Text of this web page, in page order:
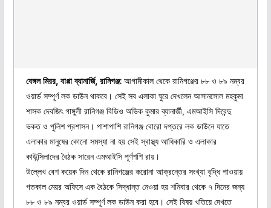
বেঙ্গল মিরর, বাপ্পা ব্যানার্জি, রানিগঞ্জ:আগামীকাল থেকে রানিগঞ্জের ৮৮ ও ৮৯ নম্বর
ওয়ার্ড সম্পূর্ণ লক ডাউন থাকবে। সেই সব এলাকা ঘুরে দেখলেন আসানসোল মহকুমা
শাসক দেবজিৎ গাঙ্গুলী রানিগঞ্জ বিডিও অভিক কুমার ব্যানার্জী, এমআইসি দিবেন্দু
ভকত ও পুলিশ প্রশাসন। পাশাপাশি রানিগঞ্জ বোরো দপ্তরে লক ডাউনে যাতে
এলাকার মানুষের কোনো সমস্যা না হয় সেই স্বাস্থ্য আধিকারি ও এলাকার
কাউন্সিলাদের বৈঠক সারেন এমআইসি পূর্ণশশি রায়।
উল্লেখ বেশ কয়েক দিন থেকে রানিগঞ্জের করোনা আক্রন্তের সংখ্যা বৃদ্ধি পাওয়ায়
গতকাল মেয়র অফিসে এক বৈঠকে সিদ্ধান্ত নেওয়া হয় শনিবার থেকে ৭ দিনের জন্য
৮৮ ও ৮৯ নম্বর ওয়ার্ড সম্পূর্ণ লক ডাউন করা হবে। সেই বিষয় খতিয়ে দেখতে